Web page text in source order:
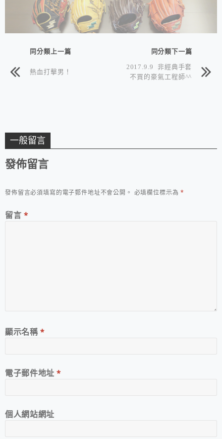
同分類上一篇
熱血打擊男！
同分類下一篇
2017.9.9 非經典手套
不買的豪氣工程師^^
一般留言
發佈留言
發佈留言必須填寫的電子郵件地址不會公開。 必填欄位標示為*
留言 *
顯示名稱*
電子郵件地址*
個人網站網址